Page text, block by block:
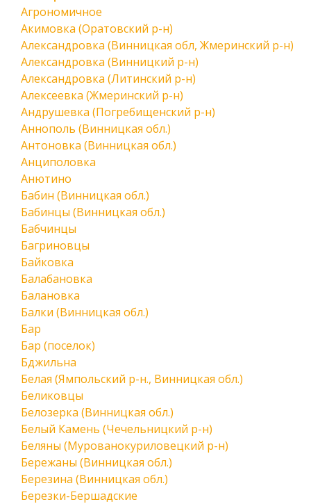
Агрономичное
Акимовка (Оратовский р-н)
Александровка (Винницкая обл, Жмеринский р-н)
Александровка (Винницкий р-н)
Александровка (Литинский р-н)
Алексеевка (Жмеринский р-н)
Андрушевка (Погребищенский р-н)
Аннополь (Винницкая обл.)
Антоновка (Винницкая обл.)
Анциполовка
Анютино
Бабин (Винницкая обл.)
Бабинцы (Винницкая обл.)
Бабчинцы
Багриновцы
Байковка
Балабановка
Балановка
Балки (Винницкая обл.)
Бар
Бар (поселок)
Бджильна
Белая (Ямпольский р-н., Винницкая обл.)
Беликовцы
Белозерка (Винницкая обл.)
Белый Камень (Чечельницкий р-н)
Беляны (Мурованокуриловецкий р-н)
Бережаны (Винницкая обл.)
Березина (Винницкая обл.)
Березки-Бершадские